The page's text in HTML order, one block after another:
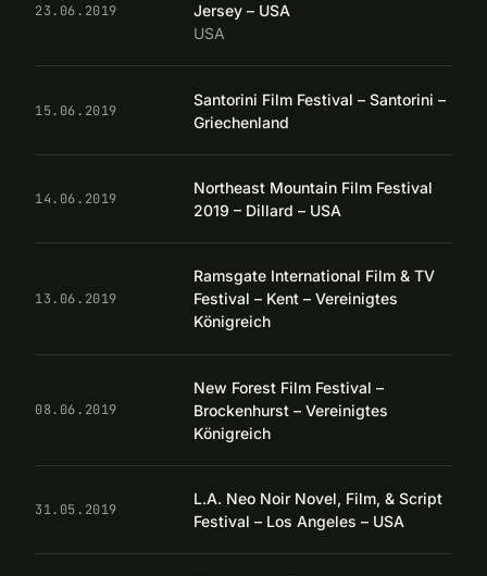
23.06.2019
Jersey – USA
USA
15.06.2019
Santorini Film Festival – Santorini –
Griechenland
14.06.2019
Northeast Mountain Film Festival
2019 – Dillard – USA
13.06.2019
Ramsgate International Film & TV
Festival – Kent – Vereinigtes
Königreich
08.06.2019
New Forest Film Festival –
Brockenhurst – Vereinigtes
Königreich
31.05.2019
L.A. Neo Noir Novel, Film, & Script
Festival – Los Angeles – USA